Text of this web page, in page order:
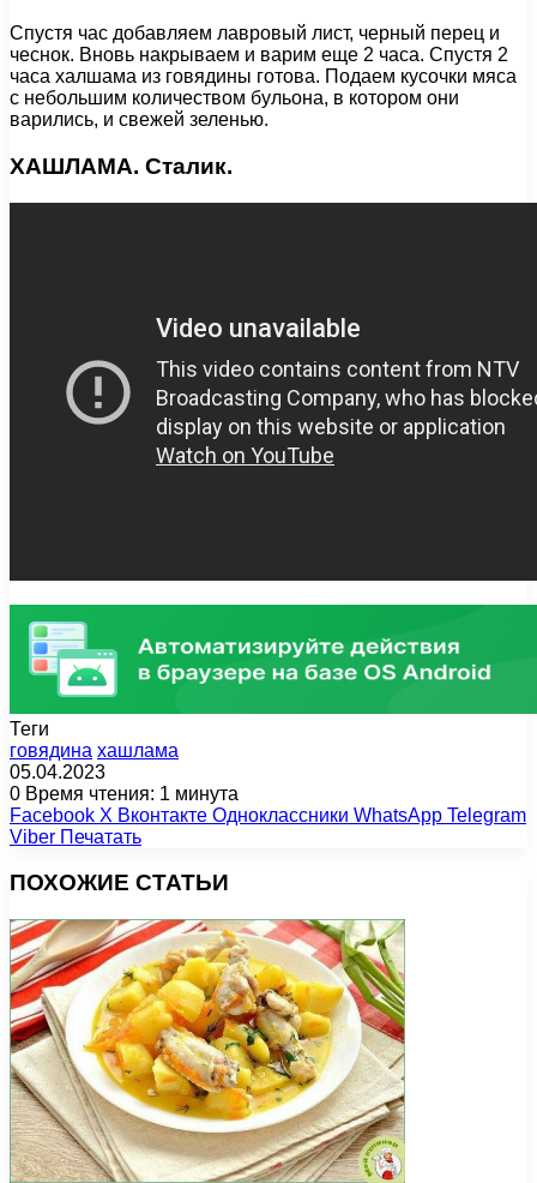
Спустя час добавляем лавровый лист, черный перец и
чеснок. Вновь накрываем и варим еще 2 часа. Спустя 2
часа халшама из говядины готова. Подаем кусочки мяса
с небольшим количеством бульона, в котором они
варились, и свежей зеленью.
ХАШЛАМА. Сталик.
Теги
говядина хашлама
05.04.2023
0 Время чтения: 1 минута
Facebook X Вконтакте Одноклассники WhatsApp Telegram
Viber Печатать
ПОХОЖИЕ СТАТЬИ